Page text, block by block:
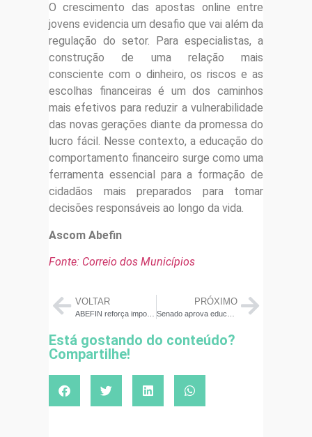
O crescimento das apostas online entre
jovens evidencia um desafio que vai além da
regulação do setor. Para especialistas, a
construção de uma relação mais
consciente com o dinheiro, os riscos e as
escolhas financeiras é um dos caminhos
mais efetivos para reduzir a vulnerabilidade
das novas gerações diante da promessa do
lucro fácil. Nesse contexto, a educação do
comportamento financeiro surge como uma
ferramenta essencial para a formação de
cidadãos mais preparados para tomar
decisões responsáveis ao longo da vida.
Ascom Abefin
Fonte: Correio dos Municípios
VOLTAR
ABEFIN reforça importância da educação financeira durante a 13ª Semana ENEF e amplia alcance do conhecimento financeiro no país
PRÓXIMO
Está gostando do conteúdo?
Compartilhe!